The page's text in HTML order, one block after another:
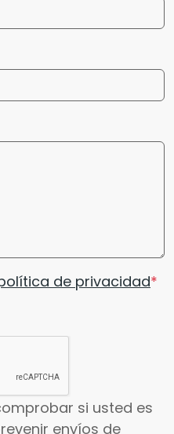
de privacidad
si usted es
envíos de